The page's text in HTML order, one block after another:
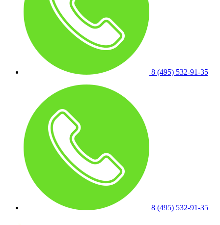
8 (495) 532-91-35
8 (495) 532-91-35